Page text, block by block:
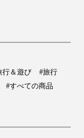
行＆遊び
#旅行
#すべての商品